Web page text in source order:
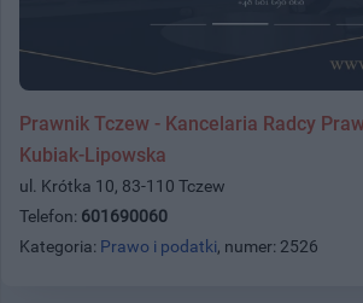
Prawnik Tczew - Kancelaria Radcy
Kubiak-Lipowska
ul. Krótka 10, 83-110 Tczew
Telefon: 601690060
Kategoria: Prawo i podatki, numer: 2526